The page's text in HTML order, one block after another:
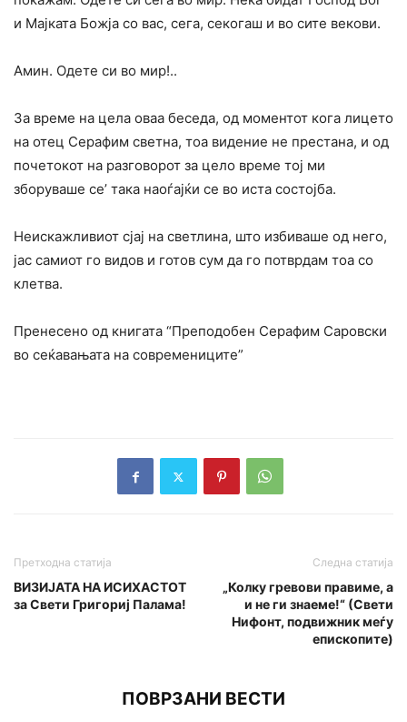
и Мајката Божја co вас, сега, секогаш и во сите векови.
Амин. Одете си во мир!..
За време на цела оваа беседа, од моментот кога лицето
на отец Серафим светна, тоа видение не престана, и од
почетокот на разговорот за цело време тој ми
зборуваше се’ така наоѓајќи се во иста состојба.
Неискажливиот cjaj на светлина, што избиваше од него,
јас самиот го видов и готов сум да го потврдам тоа co
клетва.
Пренесено од книгата “Преподобен Серафим Саровски
во сеќавањата на современиците”
Претходна статија
ВИЗИЈАТА НА ИСИХАСТОТ
за Свети Григoриј Палама!
Следна статија
„Колку гревови правиме, а
и не ги знаеме!“ (Свети
Нифонт, подвижник меѓу
епископите)
ПОВРЗАНИ ВЕСТИ